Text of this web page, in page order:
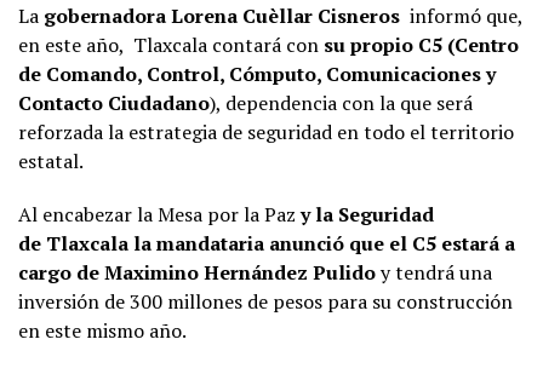
La gobernadora Lorena Cuèllar Cisneros informó que,
en este año, Tlaxcala contará con su propio C5 (Centro
de Comando, Control, Cómputo, Comunicaciones y
Contacto Ciudadano), dependencia con la que será
reforzada la estrategia de seguridad en todo el territorio
estatal.
Al encabezar la Mesa por la Pazy la Seguridad
de Tlaxcala la mandataria anunció que el C5 estará a
cargo de Maximino Hernández Pulidoy tendrá una
inversión de 300 millones de pesos para su construcción
en este mismo año.